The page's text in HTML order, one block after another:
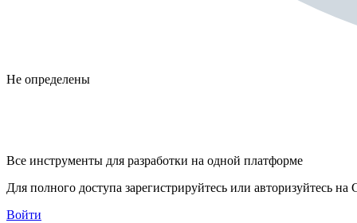
Не определены
Все инструменты для разработки на одной платформе
Для полного доступа зарегистрируйтесь или авторизуйтесь на
Войти